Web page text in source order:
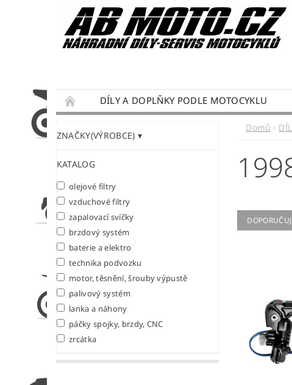
DÍLY A DOPLŇKY PODLE MOTOCYKLU
SERVIS
PODMÍNKY OCHRANY OSOBNÍCH ÚDAJŮ
ZNAČKY(VÝROBCE)
KATALOG
olejové filtry
vzduchové filtry
zapalovací svíčky
brzdový systém
baterie a elektro
technika podvozku
motor, těsnění, šrouby výpustě
palivový systém
lanka a náhony
páčky spojky, brzdy, CNC
zrcátka
Domů